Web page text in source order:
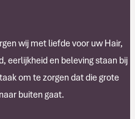
wij met liefde voor uw Hair,
eerlijkheid en beleving staan bij
om te zorgen dat die grote
buiten gaat.